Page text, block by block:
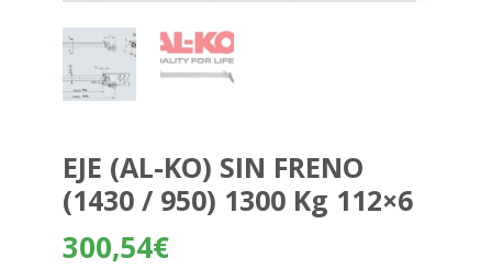
EJE (AL-KO) SIN FRENO
(1430 / 950) 1300 Kg 112×6
300,54€